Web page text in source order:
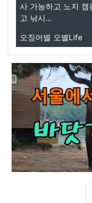
사 가능하고 노지 캠
고 낚시...
오징어별 오별Life